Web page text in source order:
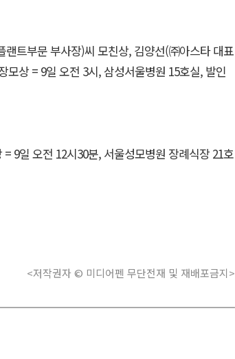
트부문 부사장)씨 모친상, 김양선(㈜아스타 대표
상 = 9일 오전 3시, 삼성서울병원 15호실, 발인
9일 오전 12시30분, 서울성모병원 장례식장 21호
<저작권자 © 미디어펜 무단전재 및 재배포금지>